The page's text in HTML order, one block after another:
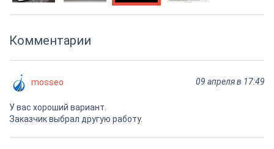
Комментарии
09 апреля в 17:49
mosseo
У вас хороший вариант.
Заказчик выбрал другую работу.